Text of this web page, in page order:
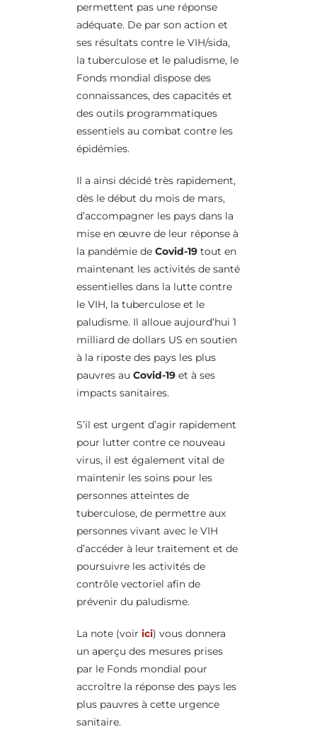
permettent pas une réponse
adéquate. De par son action et
ses résultats contre le VIH/sida,
la tuberculose et le paludisme, le
Fonds mondial dispose des
connaissances, des capacités et
des outils programmatiques
essentiels au combat contre les
épidémies.
Il a ainsi décidé très rapidement,
dès le début du mois de mars,
d’accompagner les pays dans la
mise en œuvre de leur réponse à
la pandémie de Covid-19tout en
maintenant les activités de santé
essentielles dans la lutte contre
le VIH, la tuberculose et le
paludisme. Il alloue aujourd’hui 1
milliard de dollars US en soutien
à la riposte des pays les plus
pauvres au Covid-19et à ses
impacts sanitaires.
S’il est urgent d’agir rapidement
pour lutter contre ce nouveau
virus, il est également vital de
maintenir les soins pour les
personnes atteintes de
tuberculose, de permettre aux
personnes vivant avec le VIH
d’accéder à leur traitement et de
poursuivre les activités de
contrôle vectoriel afin de
prévenir du paludisme.
La note (voir ici) vous donnera
un aperçu des mesures prises
par le Fonds mondial pour
accroître la réponse des pays les
plus pauvres à cette urgence
sanitaire.